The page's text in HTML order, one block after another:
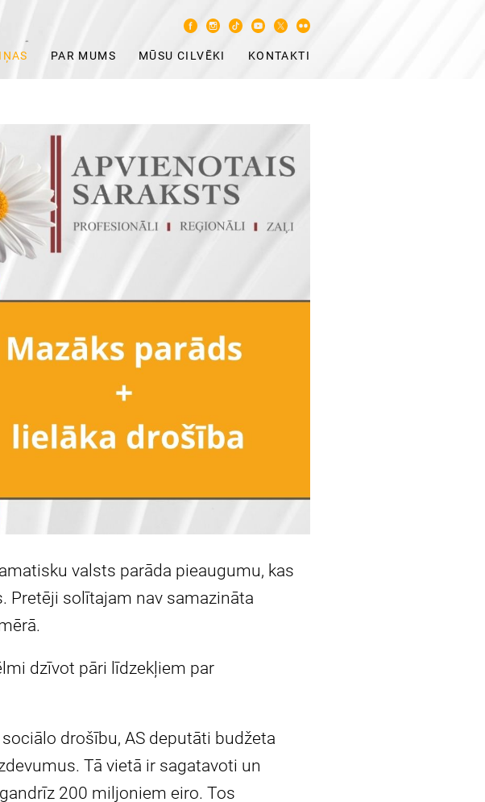
PAR MUMS MŪSU CILVĒKI KONTAKTI
valsts parāda pieaugumu, kas
Pretēji solītajam nav samazināta
dzīvot pāri līdzekļiem par
drošību, AS deputāti budžeta
Tā vietā ir sagatavoti un
200 miljoniem eiro. Tos